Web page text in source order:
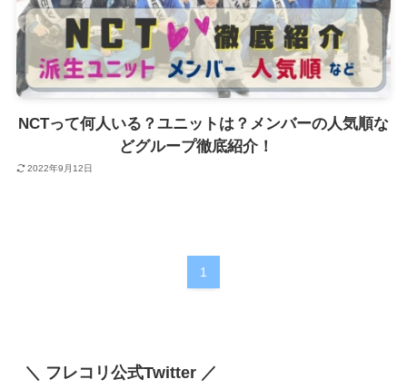
NCTって何人いる？ユニットは？メンバーの人気順な
どグループ徹底紹介！
2022年9月12日
1
＼ フレコリ公式Twitter ／